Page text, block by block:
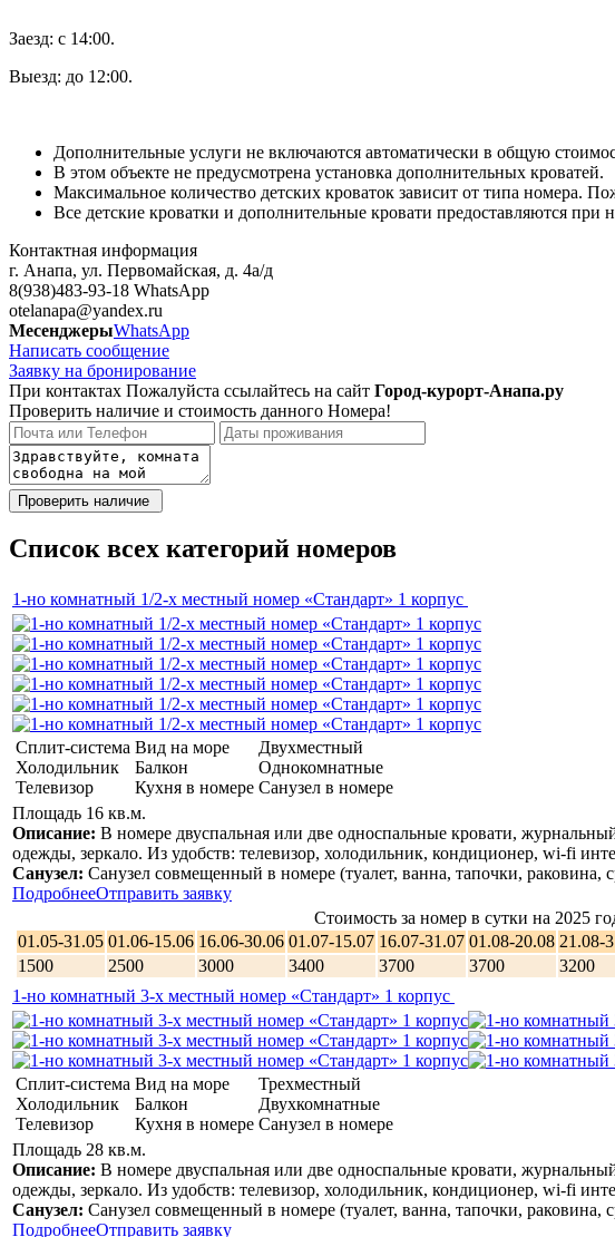
Заезд: с 14:00.
Выезд: до 12:00.
Дополнительные услуги не включаются автоматически в общую
В этом объекте не предусмотрена установка дополнительных кроватей.
Максимальное количество детских кроваток зависит от типа номера.
Все детские кроватки и дополнительные кровати предоставляются при
Контактная информация
г. Анапа, ул. Первомайская, д. 4а/д
8(938)483-93-18 WhatsApp
otelanapa@yandex.ru
МесенджерыWhatsApp
Написать сообщение
Заявку на бронирование
При контактах Пожалуйста ссылайтесь на сайт Город-курорт-Анапа.ру
Проверить наличие и стоимость данного Номера!
Список всех категорий номеров
1-но комнатный 1/2-х местный номер «Стандарт» 1 корпус
Сплит-система
Холодильник
Телевизор
Вид на море
Балкон
Кухня в номере
Двухместный
Однокомнатные
Санузел в номере
Площадь 16 кв.м.
Описание: В номере двуспальная или две односпальные кровати,
одежды, зеркало. Из удобств: телевизор, холодильник, кондиционер, wi-fi
Санузел: Санузел совмещенный в номере (туалет, ванна, тапочки, раковина,
ПодробнееОтправить заявку
Стоимость за номер в сутки на 2025
01.05-31.05 01.06-15.06 16.06-30.06 01.07-15.07 16.07-31.07 01.08-20.08 21.08-
1500
2500 3000 3400 3700 3700 3200
1-но комнатный 3-х местный номер «Стандарт» 1 корпус
Сплит-система
Холодильник
Телевизор
Вид на море
Балкон
Кухня в номере
Трехместный
Двухкомнатные
Санузел в номере
Площадь 28 кв.м.
Описание: В номере двуспальная или две односпальные кровати,
одежды, зеркало. Из удобств: телевизор, холодильник, кондиционер, wi-fi
Санузел: Санузел совмещенный в номере (туалет, ванна, тапочки, раковина,
ПодробнееОтправить заявку